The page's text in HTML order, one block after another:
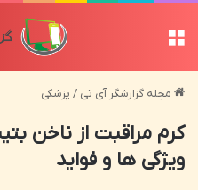
مجله گزارشگر آی تی / پزشکی
کرم مراقبت از ناخن
ویژگی ها و فواید